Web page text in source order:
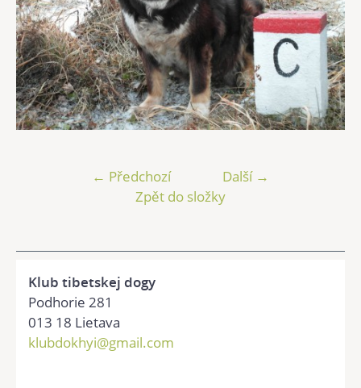
← Předchozí
Další →
Zpět do složky
Klub tibetskej dogy
Podhorie 281
013 18 Lietava
klubdokhyi@gmail.com